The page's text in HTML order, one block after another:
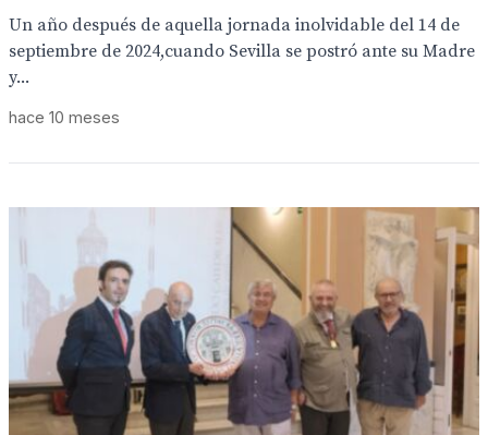
Un año después de aquella jornada inolvidable del 14 de
septiembre de 2024,cuando Sevilla se postró ante su Madre
y...
hace 10 meses